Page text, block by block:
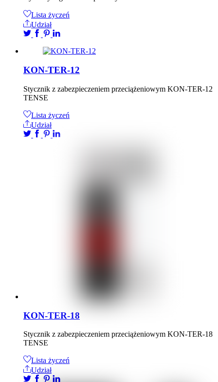
Lista życzeń
Udział
KON-TER-12
Stycznik z zabezpieczeniem przeciążeniowym KON-TER-12
TENSE
Lista życzeń
Udział
KON-TER-18
Stycznik z zabezpieczeniem przeciążeniowym KON-TER-18
TENSE
Lista życzeń
Udział